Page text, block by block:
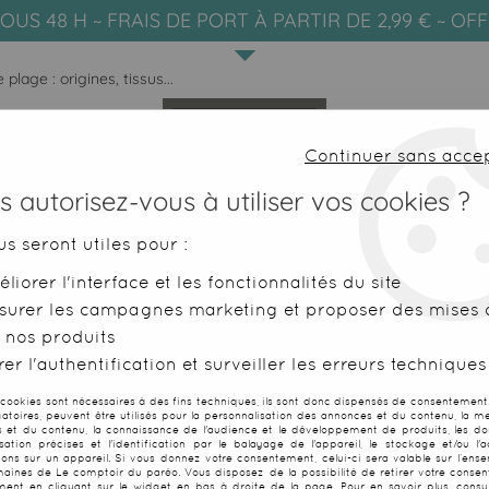
48 H ~ FRAIS DE PORT À PARTIR DE 2,99 € ~
: origines, tissus...
DE PLAGE FOUTAS
Sarong ou paréo : quelles différences ?
OU PARÉO : QUELLES
Continuer sans
autorisez-vous à utiliser vos cookies ?
seront utiles pour :
l'interface et les fonctionnalités du site
les campagnes marketing et proposer des mises
nos produits
l'authentification et surveiller les erreurs techniques
sont nécessaires à des fins techniques, ils sont donc dispensés de consentement.
peuvent être utilisés pour la personnalisation des annonces et du contenu, la
et du contenu, la connaissance de l'audience et le développement de produits, les
précises et l'identification par le balayage de l'appareil, le stockage et/ou
sur un appareil. Si vous donnez votre consentement, celui-ci sera valable sur
de Le comptoir du paréo. Vous disposez de la possibilité de retirer votre
en cliquant sur le widget en bas à droite de la page. Pour en savoir plus,